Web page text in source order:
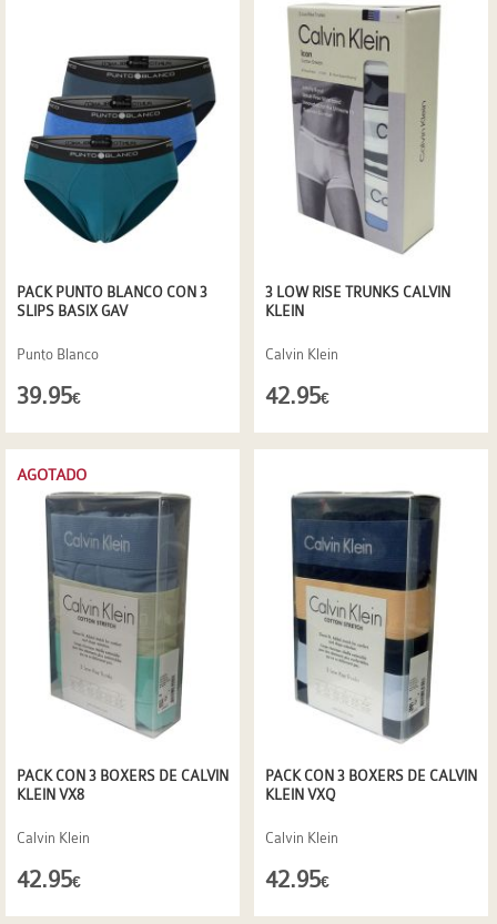
PACK PUNTO BLANCO CON 3
SLIPS BASIX GAV
Punto Blanco
39.95€
3 LOW RISE TRUNKS CALVIN
KLEIN
Calvin Klein
42.95€
PACK CON 3 BOXERS DE CALVIN
KLEIN VX8
Calvin Klein
AGOTADO
42.95€
PACK CON 3 BOXERS DE CALVIN
KLEIN VXQ
Calvin Klein
42.95€